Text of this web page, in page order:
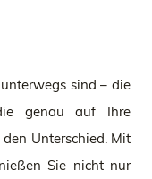
sind – die
genau auf Ihre
Unterschied. Mit
Sie nicht nur